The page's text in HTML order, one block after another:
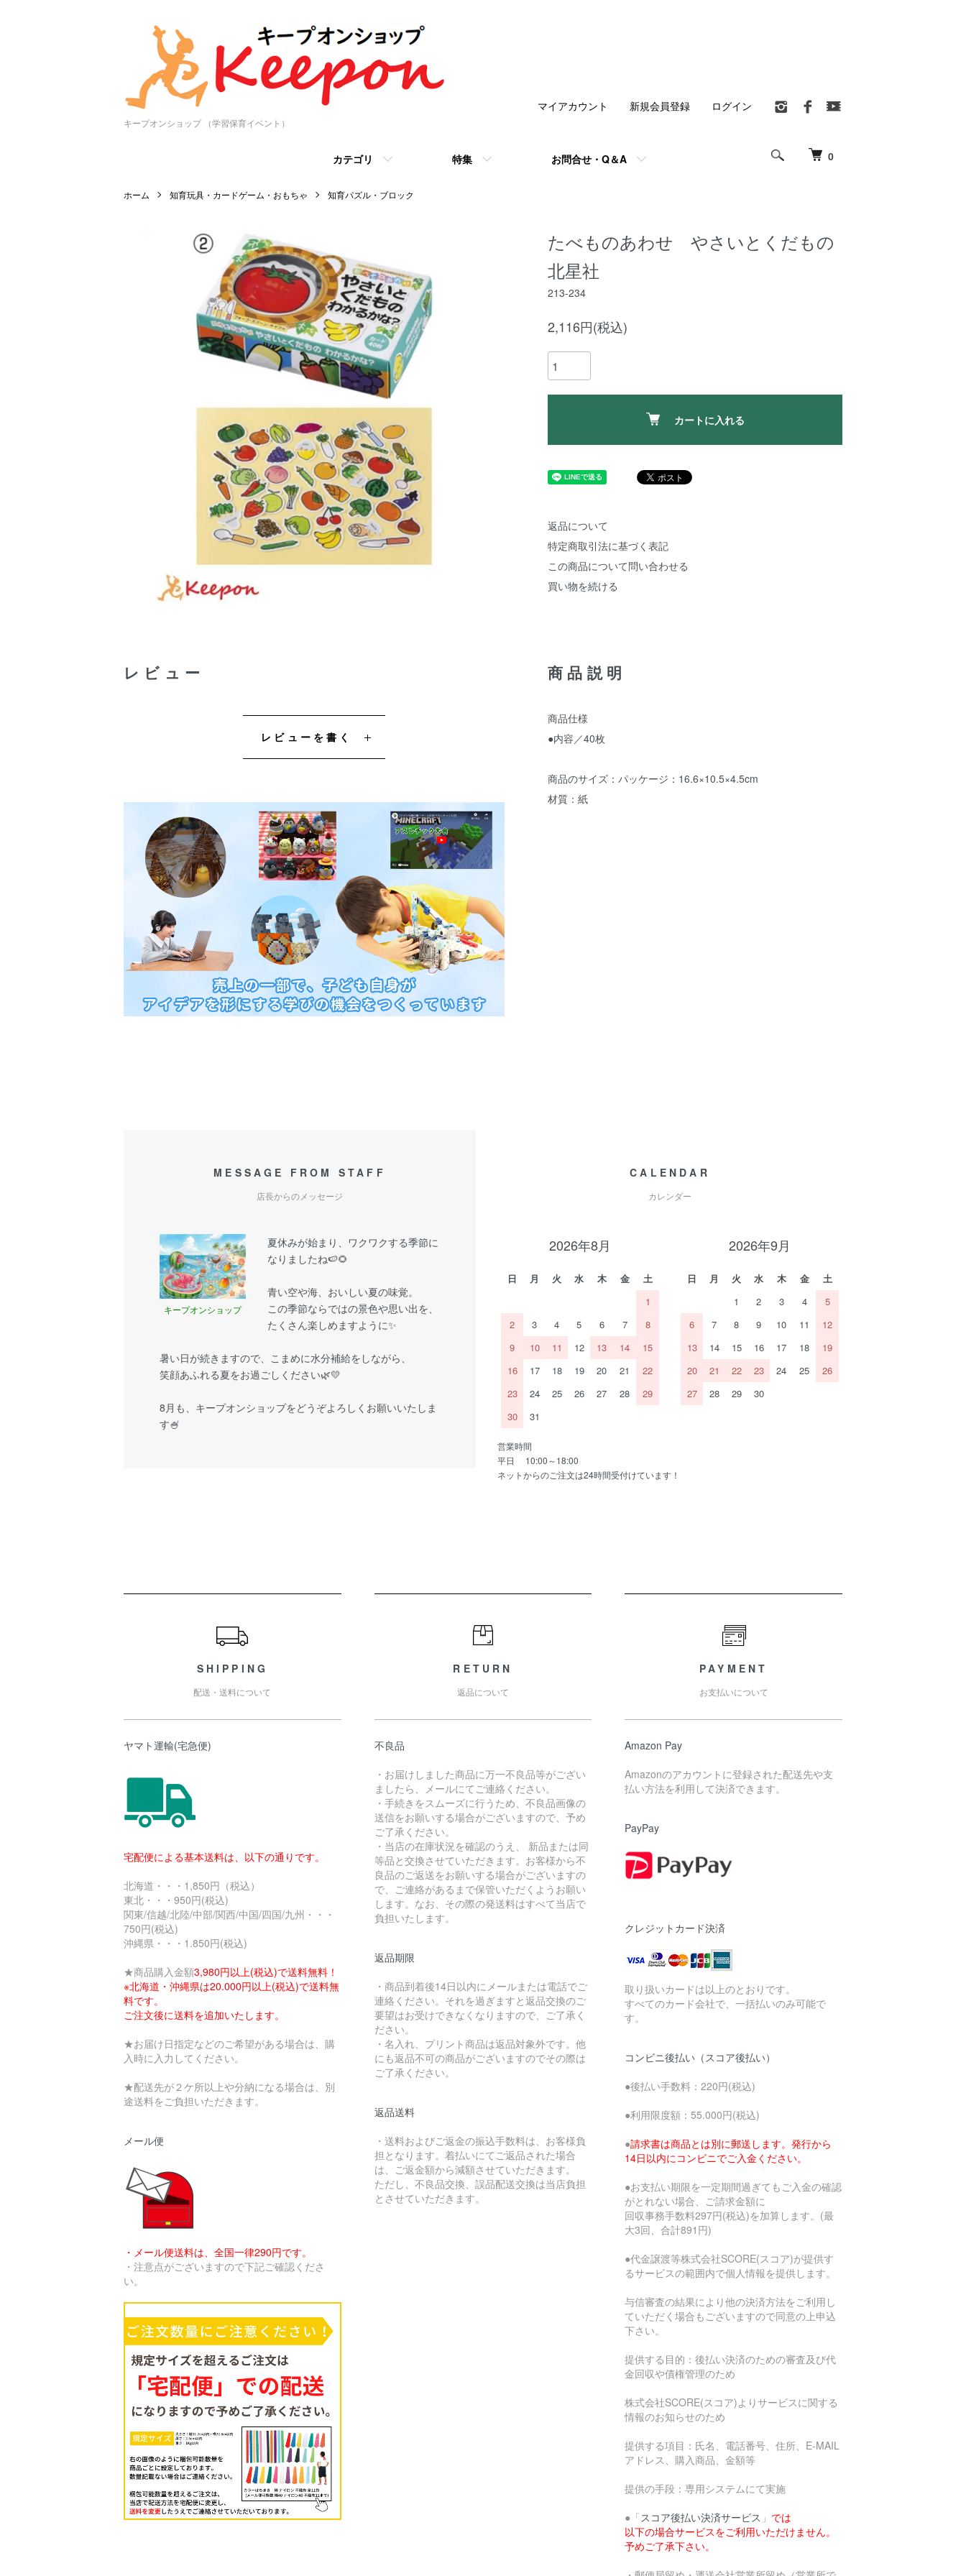
キープオンショップ （学習保育イベント）
0
カテゴリ 特集 お問合せ・Q＆A
マイアカウント 新規会員登録 ログイン
ホーム 知育玩具・カードゲーム・おもちゃ 知育パズル・ブロック
たべものあわせ やさいとくだもの
北星社
213-234
2,116円(税込)
カートに入れる
返品について
特定商取引法に基づく表記
この商品について問い合わせる
買い物を続ける
商品説明
商品仕様
●内容／40枚
商品のサイズ：パッケージ：16.6×10.5×4.5cm
材質：紙
レビュー
レビューを書く
MESSAGE FROM STAFF
店長からのメッセージ
キープオンショップ
夏休みが始まり、ワクワクする季節に
なりましたね🍉🌻
青い空や海、おいしい夏の味覚。
この季節ならではの景色や思い出を、
たくさん楽しめますように✨
暑い日が続きますので、こまめに水分補給をしながら、
笑顔あふれる夏をお過ごしください🌿💛
8月も、キープオンショップをどうぞよろしくお願いいたしま
す🍧
CALENDAR
カレンダー
2026年8月
日 月 火 水 木 金
土
1
2
3 4 5 6 7
8
9
10 11 12 13 14
15
16
17 18 19 20 21
22
23
24 25 26 27 28
29
30
31
2026年9月
日 月 火 水 木 金
土
1
2 3 4
5
6
7 8 9 10 11
12
13
14 15 16 17 18
19
20
21 22 23 24 25
26
27
28 29 30
営業時間
平日 10:00～18:00
ネットからのご注文は24時間受付けています！
SHIPPING
配送・送料について
ヤマト運輸(宅急便)
宅配便による基本送料は、以下の通りです。
北海道・・・1,850円（税込）
東北・・・950円(税込)
関東/信越/北陸/中部/関西/中国/四国/九州・・・
750円(税込)
沖縄県・・・1.850円(税込)
★商品購入金額3,980円以上(税込)で送料無料！
※北海道・沖縄県は20.000円以上(税込)で送料無
料です。
ご注文後に送料を追加いたします。
★お届け日指定などのご希望がある場合は、購
入時に入力してください。
★配送先が２ケ所以上や分納になる場合は、別
途送料をご負担いただきます。
メール便
・メール便送料は、全国一律290円です。
・注意点がございますので下記ご確認くださ
い。
RETURN
返品について
不良品
・お届けしました商品に万一不良品等がござい
ましたら、メールにてご連絡ください。
・手続きをスムーズに行うため、不良品画像の
送信をお願いする場合がございますので、予め
ご了承ください。
・当店の在庫状況を確認のうえ、 新品または同
等品と交換させていただきます。お客様から不
良品のご返送をお願いする場合がございますの
で、ご連絡があるまで保管いただくようお願い
します。なお、その際の発送料はすべて当店で
負担いたします。
返品期限
・商品到着後14日以内にメールまたは電話でご
連絡ください。それを過ぎますと返品交換のご
要望はお受けできなくなりますので、ご了承く
ださい。
・名入れ、プリント商品は返品対象外です。他
にも返品不可の商品がございますのでその際は
ご了承ください。
返品送料
・送料およびご返金の振込手数料は、お客様負
担となります。着払いにてご返品された場合
は、ご返金額から減額させていただきます。
ただし、不良品交換、誤品配送交換は当店負担
とさせていただきます。
PAYMENT
お支払いについて
Amazon Pay
Amazonのアカウントに登録された配送先や支
払い方法を利用して決済できます。
PayPay
クレジットカード決済
取り扱いカードは以上のとおりです。
すべてのカード会社で、一括払いのみ可能で
す。
コンビニ後払い（スコア後払い）
●後払い手数料：220円(税込)
●利用限度額：55.000円(税込)
●請求書は商品とは別に郵送します。発行から
14日以内にコンビニでご入金ください。
●お支払い期限を一定期間過ぎてもご入金の確認
がとれない場合、ご請求金額に
回収事務手数料297円(税込)を加算します。(最
大3回、合計891円)
●代金譲渡等株式会社SCORE(スコア)が提供す
るサービスの範囲内で個人情報を提供します。
与信審査の結果により他の決済方法をご利用し
ていただく場合もございますので同意の上申込
下さい。
提供する目的：後払い決済のための審査及び代
金回収や債権管理のため
株式会社SCORE(スコア)よりサービスに関する
情報のお知らせのため
提供する項目：氏名、電話番号、住所、E-MAIL
アドレス、購入商品、金額等
提供の手段：専用システムにて実施
●「スコア後払い決済サービス 」 では
以下の場合サービスをご利用いただけません。
予めご了承下さい。